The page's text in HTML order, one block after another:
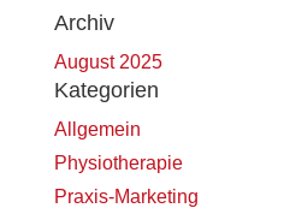
Archiv
August 2025
Kategorien
Allgemein
Physiotherapie
Praxis-Marketing